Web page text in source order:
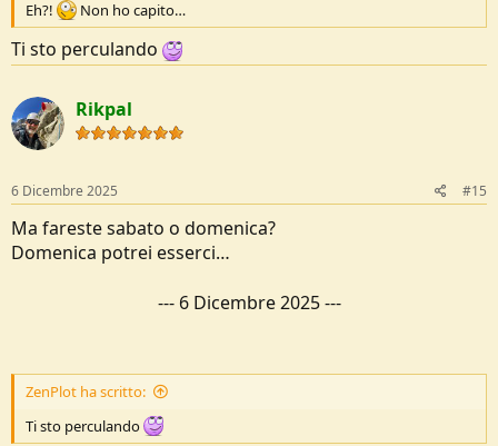
Eh?!
Non ho capito…
Ti sto perculando
Rikpal
6 Dicembre 2025 #15
Ma fareste sabato o domenica?
Domenica potrei esserci…
--- 6 Dicembre 2025---
ZenPlot ha scritto:
Ti sto perculando